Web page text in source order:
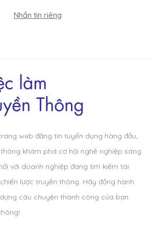
Nhắn tin riêng
web đăng tin tuyển dụng hàng đầu,
khám phá cơ hội nghề nghiệp sáng
với doanh nghiệp đang tìm kiếm tài
lược truyền thông. Hãy đồng hành
câu chuyện thành công của bạn